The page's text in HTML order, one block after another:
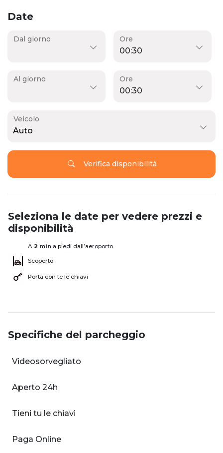
Date
Dal giorno Ore
Al giorno Ore
Veicolo
Auto
Verifica disponibilità
Seleziona le date per vedere prezzi e
disponibilità
A 2 min a piedi dall’aeroporto
Scoperto
Porta con te le chiavi
Specifiche del parcheggio
Videosorvegliato
Aperto 24h
Tieni tu le chiavi
Paga Online